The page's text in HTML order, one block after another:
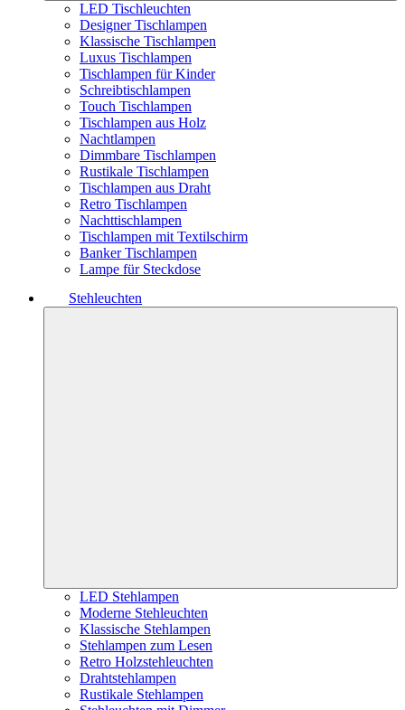
LED Tischleuchten
Designer Tischlampen
Klassische Tischlampen
Luxus Tischlampen
Tischlampen für Kinder
Schreibtischlampen
Touch Tischlampen
Tischlampen aus Holz
Nachtlampen
Dimmbare Tischlampen
Rustikale Tischlampen
Tischlampen aus Draht
Retro Tischlampen
Nachttischlampen
Tischlampen mit Textilschirm
Banker Tischlampen
Lampe für Steckdose
Stehleuchten
LED Stehlampen
Moderne Stehleuchten
Klassische Stehlampen
Stehlampen zum Lesen
Retro Holzstehleuchten
Drahtstehlampen
Rustikale Stehlampen